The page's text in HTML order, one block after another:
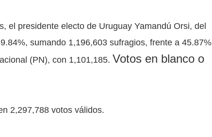
el presidente electo de Uruguay Yamandú Orsi, del
sumando 1,196,603 sufragios, frente a 45.87%
(PN), con 1,101,185. Votos en blanco o
2,297,788 votos válidos.